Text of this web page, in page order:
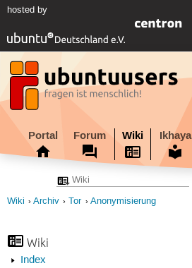
hosted by
Portal Forum Wiki Ikhaya
Wiki Archiv Tor Anonymisierung
Wiki
Index